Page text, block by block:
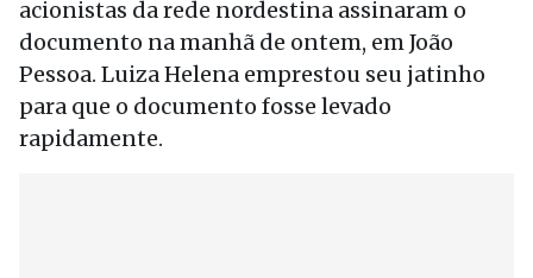
acionistas da rede nordestina assinaram o
documento na manhã de ontem, em João
Pessoa. Luiza Helena emprestou seu jatinho
para que o documento fosse levado
rapidamente.